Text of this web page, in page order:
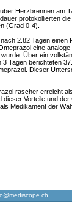
Herzbrennen am
protokollierten die
(Grad 0-4).
2.82 Tagen einen
eine
Über ein
Tagen berichteten
Dieser
rascher erreicht
Vorteile und der
Medikament der